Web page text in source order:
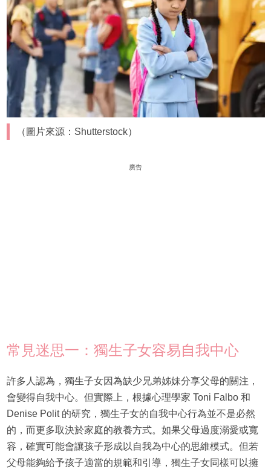
（圖片來源：Shutterstock）
廣告
常見迷思一：獨生子女容易自我中心
許多人認為，獨生子女因為缺少兄弟姊妹分享父母的關注，
會變得自我中心。但實際上，根據心理學家 Toni Falbo 和
Denise Polit 的研究，獨生子女的自我中心行為並不是必然
的，而更多取決於家庭的教養方式。如果父母過度溺愛或寬
容，確實可能會讓孩子形成以自我為中心的思維模式。但若
父母能夠給予孩子適當的規範和引導，獨生子女同樣可以擁